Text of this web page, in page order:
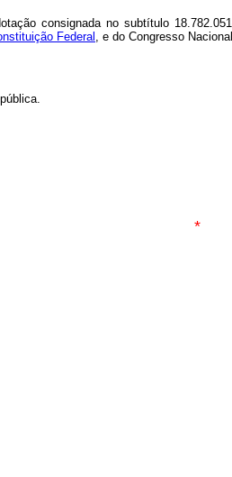
consignada no subtítulo
Federal , e do Congresso
*